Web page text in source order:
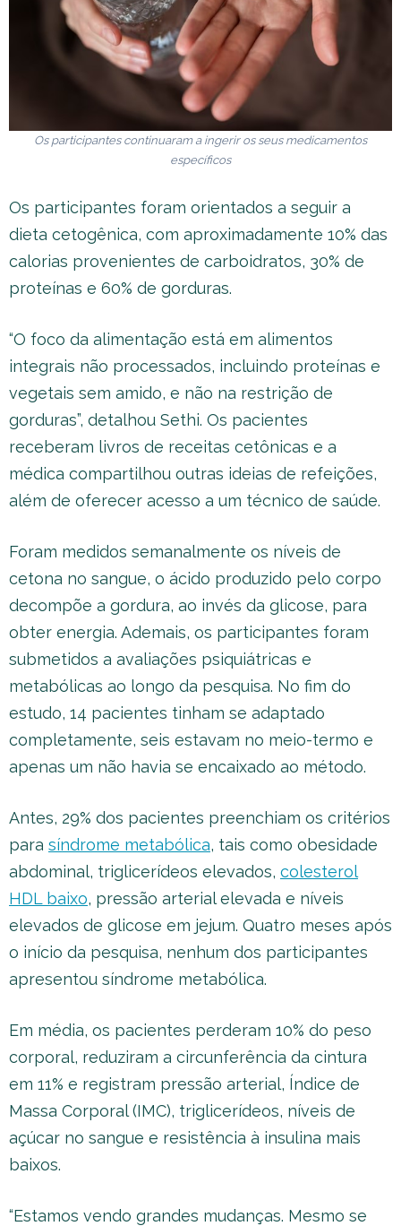
Os participantes continuaram a ingerir os seus medicamentos
específicos
Os participantes foram orientados a seguir a
dieta cetogênica, com aproximadamente 10% das
calorias provenientes de carboidratos, 30% de
proteínas e 60% de gorduras.
“O foco da alimentação está em alimentos
integrais não processados, incluindo proteínas e
vegetais sem amido, e não na restrição de
gorduras”, detalhou Sethi. Os pacientes
receberam livros de receitas cetônicas e a
médica compartilhou outras ideias de refeições,
além de oferecer acesso a um técnico de saúde.
Foram medidos semanalmente os níveis de
cetona no sangue, o ácido produzido pelo corpo
decompõe a gordura, ao invés da glicose, para
obter energia. Ademais, os participantes foram
submetidos a avaliações psiquiátricas e
metabólicas ao longo da pesquisa. No fim do
estudo, 14 pacientes tinham se adaptado
completamente, seis estavam no meio-termo e
apenas um não havia se encaixado ao método.
Antes, 29% dos pacientes preenchiam os critérios
para síndrome metabólica, tais como obesidade
abdominal, triglicerídeos elevados, colesterol
HDL baixo, pressão arterial elevada e níveis
elevados de glicose em jejum. Quatro meses após
o início da pesquisa, nenhum dos participantes
apresentou síndrome metabólica.
Em média, os pacientes perderam 10% do peso
corporal, reduziram a circunferência da cintura
em 11% e registram pressão arterial, Índice de
Massa Corporal (IMC), triglicerídeos, níveis de
açúcar no sangue e resistência à insulina mais
baixos.
“Estamos vendo grandes mudanças. Mesmo se